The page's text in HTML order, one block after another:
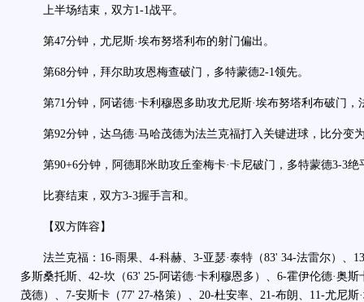
上半场结束，双方1-1战平。
第47分钟，尤尼斯·埃布努塔利布的射门偏出。
第68分钟，拜尔助攻恩梅查破门，多特蒙德2-1领先。
第71分钟，阿诺德·卡利穆恩多助攻尤尼斯·埃布努塔利布破门，
第92分钟，达乌德·马哈茂德为法兰克福打入关键进球，比分变
第90+6分钟，阿德耶米助攻丘奎梅卡·卡尼破门，多特蒙德3-3绝
比赛结束，双方3-3握手言和。
【双方阵容】
法兰克福：16-雨果、4-科赫、3-亚瑟·泰特（83' 34-法雷尔）、
多斯桑托斯、42-坎（63' 25-阿诺德·卡利穆恩多）、6-霍伊伦德·奥斯
茂德）、7-安斯卡（77' 27-格策）、20-杜安率、21-布朗、11-尤尼斯